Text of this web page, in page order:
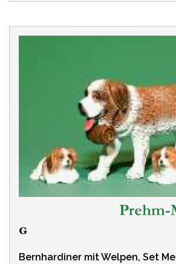
Bernhardiner mit Welpen, Set